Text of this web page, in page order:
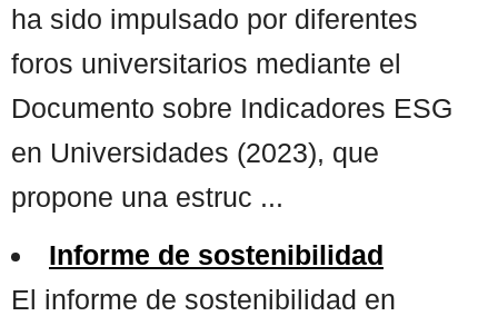
ha sido impulsado por diferentes
foros universitarios mediante el
Documento sobre Indicadores ESG
en Universidades (2023), que
propone una estruc ...
Informe de sostenibilidad
El informe de sostenibilidad en